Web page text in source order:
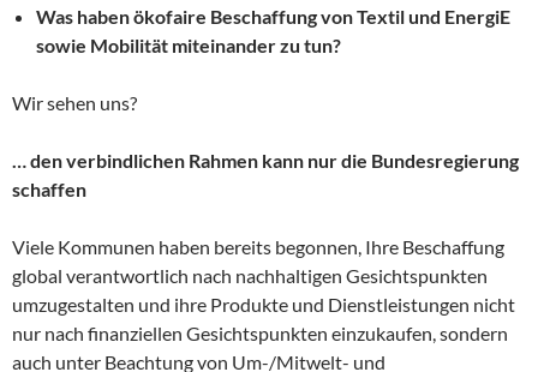
Was haben ökofaire Beschaffung von Textil und EnergiE
sowie Mobilität miteinander zu tun?
Wir sehen uns?
… den verbindlichen Rahmen kann nur die Bundesregierung
schaffen
Viele Kommunen haben bereits begonnen, Ihre Beschaffung
global verantwortlich nach nachhaltigen Gesichtspunkten
umzugestalten und ihre Produkte und Dienstleistungen nicht
nur nach finanziellen Gesichtspunkten einzukaufen, sondern
auch unter Beachtung von Um-/Mitwelt- und